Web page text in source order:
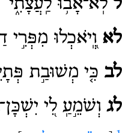
ל לֹֽא־אָב֥וּ
לא וְֽ֭יֹאכְלוּ
לב כִּ֤י מְשׁוּבַ֣ת
לג וְשֹׁמֵ֣עַֽ לִ֭י